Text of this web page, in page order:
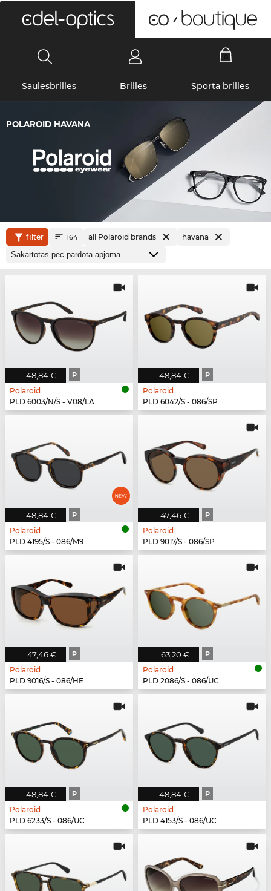
Saulesbrilles Brilles Sporta brilles
POLAROID HAVANA
filter 164 all Polaroid brands havana
48,84 € P
Polaroid
PLD 6003/N/S - V08/LA
48,84 € P
Polaroid
PLD 6042/S - 086/SP
48,84 € P
Polaroid
PLD 4195/S - 086/M9
47,46 € P
Polaroid
PLD 9017/S - 086/SP
47,46 € P
Polaroid
PLD 9016/S - 086/HE
63,20 € P
Polaroid
PLD 2086/S - 086/UC
48,84 € P
Polaroid
PLD 6233/S - 086/UC
48,84 € P
Polaroid
PLD 4153/S - 086/UC